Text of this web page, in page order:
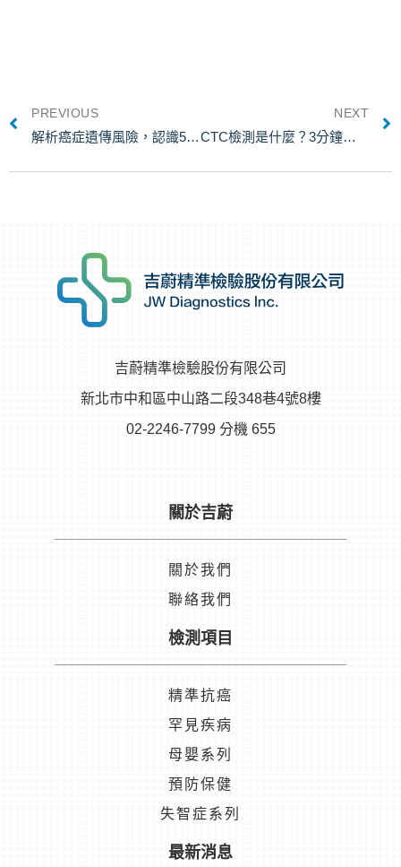
PREVIOUS
解析癌症遺傳風險，認識5種可能遺傳的癌症，由基因檢測掌握身體狀況
NEXT
CTC檢測是什麼？3分鐘瞭解檢測方法、用途與適用對象，對抗癌細胞
吉蔚精準檢驗股份有限公司
新北市中和區中山路二段348巷4號8樓
02-2246-7799 分機 655
關於吉蔚
關於我們
聯絡我們
檢測項目
精準抗癌
罕見疾病
母嬰系列
預防保健
失智症系列
最新消息